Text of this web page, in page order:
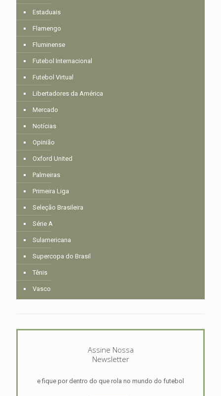
Estaduais
Flamengo
Fluminense
Futebol Internacional
Futebol Virtual
Libertadores da América
Mercado
Notícias
Opinião
Oxford United
Palmeiras
Primeira Liga
Seleção Brasileira
Série A
Sulamericana
Supercopa do Brasil
Tênis
Vasco
Assine Nossa
Newsletter
e fique por dentro do que rola no mundo do futebol